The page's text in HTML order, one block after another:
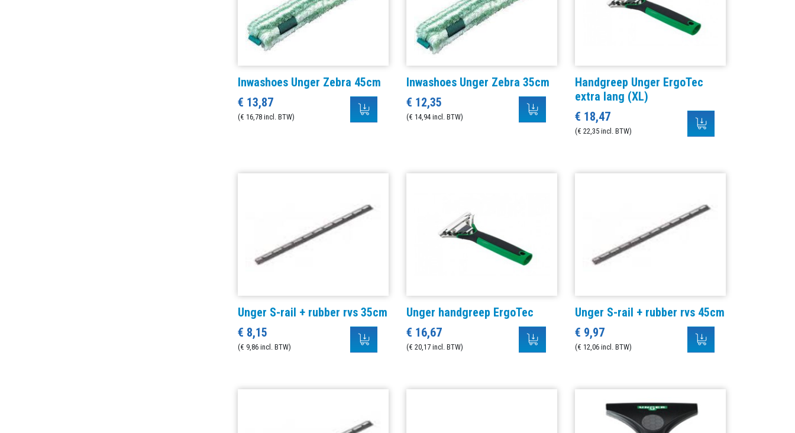
Inwashoes Unger Zebra 45cm
€ 13,87
(€ 16,78 incl. BTW)
Inwashoes Unger Zebra 35cm
€ 12,35
(€ 14,94 incl. BTW)
Handgreep Unger ErgoTec
extra lang (XL)
€ 18,47
(€ 22,35 incl. BTW)
Unger S-rail + rubber rvs 35cm
€ 8,15
(€ 9,86 incl. BTW)
Unger handgreep ErgoTec
€ 16,67
(€ 20,17 incl. BTW)
Unger S-rail + rubber rvs 45cm
€ 9,97
(€ 12,06 incl. BTW)